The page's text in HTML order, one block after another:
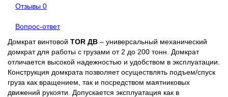
Отзывы 0
Вопрос-ответ
Домкрат винтовой TOR ДВ – универсальный механический
домкрат для работы с грузами от 2 до 200 тонн. Домкрат
отличается высокой надежностью и удобством в эксплуатации.
Конструкция домкрата позволяет осуществлять подъем/спуск
груза как вращением, так и посредством маятниковых
движений рукояти. Допускается эксплуатация как в